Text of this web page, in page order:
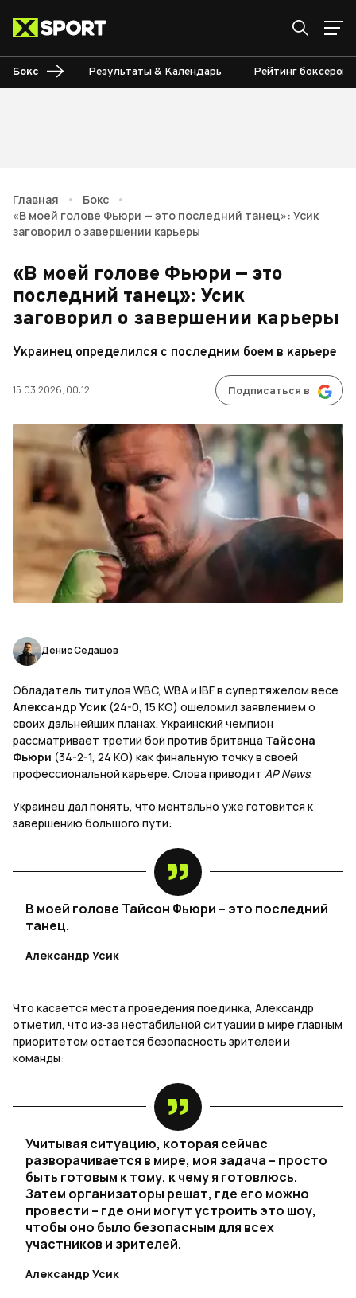
Бокс Результаты & Календарь Рейтинг боксеров
Главная • Бокс
•
«В моей голове Фьюри — это последний танец»: Усик
заговорил о завершении карьеры
«В моей голове Фьюри — это
последний танец»: Усик
заговорил о завершении карьеры
Украинец определился с последним боем в карьере
15.03.2026, 00:12 Подписаться в
Денис Седашов
Обладатель титулов WBC, WBA и IBF в супертяжелом весе
Александр Усик (24-0, 15 КО) ошеломил заявлением о
своих дальнейших планах. Украинский чемпион
рассматривает третий бой против британца Тайсона
Фьюри (34-2-1, 24 КО) как финальную точку в своей
профессиональной карьере. Слова приводит AP News.
Украинец дал понять, что ментально уже готовится к
завершению большого пути:
В моей голове Тайсон Фьюри – это последний
танец.
Александр Усик
Что касается места проведения поединка, Александр
отметил, что из-за нестабильной ситуации в мире главным
приоритетом остается безопасность зрителей и
команды:
Учитывая ситуацию, которая сейчас
разворачивается в мире, моя задача – просто
быть готовым к тому, к чему я готовлюсь.
Затем организаторы решат, где его можно
провести – где они могут устроить это шоу,
чтобы оно было безопасным для всех
участников и зрителей.
Александр Усик